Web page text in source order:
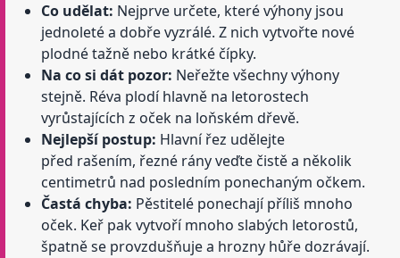
Co udělat: Nejprve určete, které výhony jsou
jednoleté a dobře vyzrálé. Z nich vytvořte nové
plodné tažně nebo krátké čípky.
Na co si dát pozor: Neřežte všechny výhony
stejně. Réva plodí hlavně na letorostech
vyrůstajících z oček na loňském dřevě.
Nejlepší postup: Hlavní řez udělejte
před rašením, řezné rány veďte čistě a několik
centimetrů nad posledním ponechaným očkem.
Častá chyba: Pěstitelé ponechají příliš mnoho
oček. Keř pak vytvoří mnoho slabých letorostů,
špatně se provzdušňuje a hrozny hůře dozrávají.